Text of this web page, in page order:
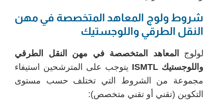
شروط ولوج المعاهد المتخصصة في مهن
النقل الطرقي واللوجستيك
لولوج
المعاهد المتخصصة في مهن النقل الطرقي
واللوجستيك ISMTL يتوجب على المترشحين استيفاء
مجموعة من الشروط التي تختلف حسب مستوى
التكوين (تقني أو تقني متخصص):